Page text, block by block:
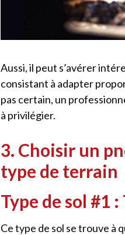
Aussi, il peut s’avérer
consistant à adapter
pas certain, un
à privilégier.
3. Choisir un
type de terrain
Type de sol #1
Ce type de sol se trouve à